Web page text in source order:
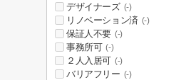
デザイナーズ (-)
リノベーション済 (-)
保証人不要 (-)
事務所可 (-)
２人入居可 (-)
バリアフリー (-)